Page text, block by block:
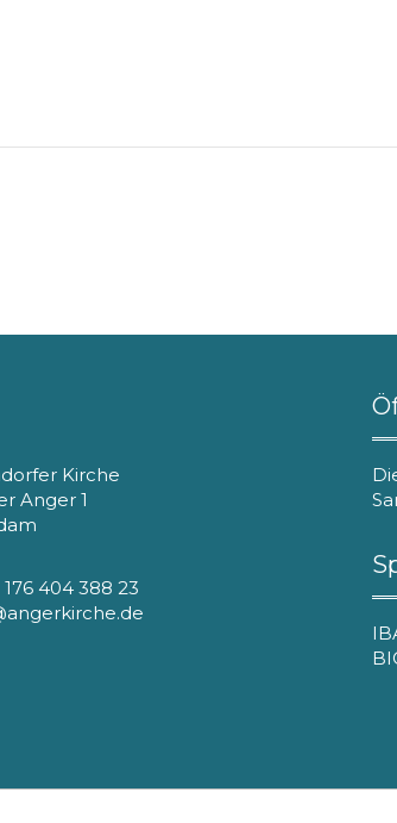
Kirche
Anger 1
404 388 23